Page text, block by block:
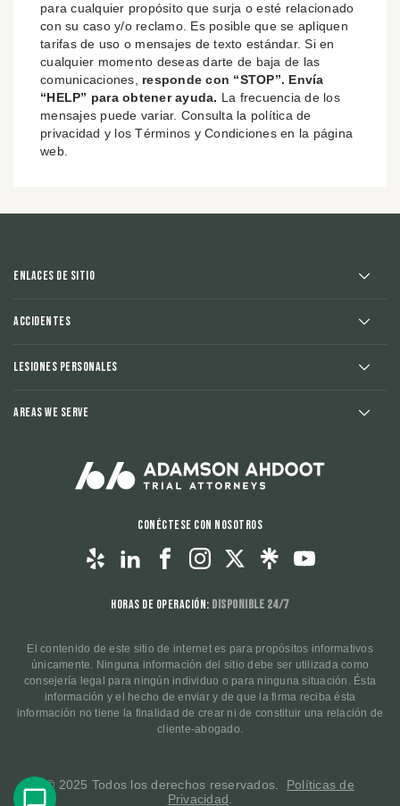
para cualquier propósito que surja o esté relacionado
con su caso y/o reclamo. Es posible que se apliquen
tarifas de uso o mensajes de texto estándar. Si en
cualquier momento deseas darte de baja de las
comunicaciones, responde con “STOP”. Envía
“HELP” para obtener ayuda. La frecuencia de los
mensajes puede variar. Consulta la política de
privacidad y los Términos y Condiciones en la página
web.
Enlaces de sitio
Accidentes
Lesiones Personales
Areas We Serve
Conéctese con nosotros
Horas de operación: Disponible 24/7
El contenido de este sitio de internet es para propósitos informativos
únicamente. Ninguna información del sitio debe ser utilizada como
consejería legal para ningún individuo o para ninguna situación. Ésta
información y el hecho de enviar y de que la firma reciba ésta
información no tiene la finalidad de crear ni de constituir una relación de
cliente-abogado.
© 2025 Todos los derechos reservados. Políticas de
Privacidad